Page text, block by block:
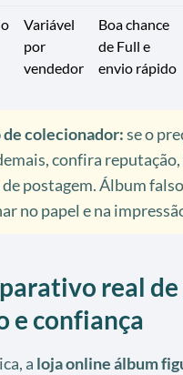
Variável
por
vendedor
Boa chance
de Full e
envio rápido
colecionador:se o
confira
postagem. Álbum
no papel e na
real de
e confiança
a loja online álbum